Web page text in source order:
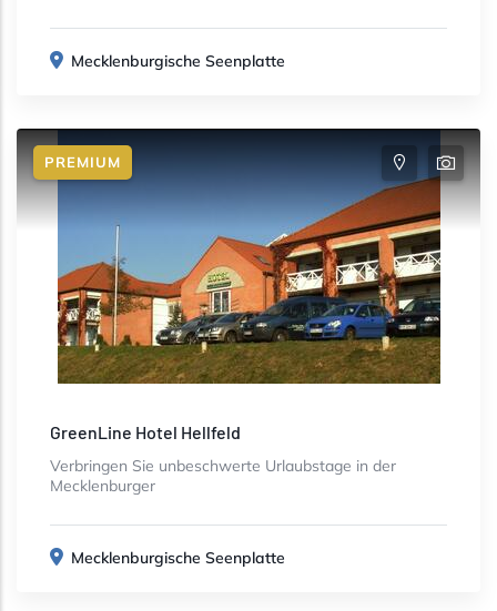
Mecklenburgische Seenplatte
PREMIUM
GreenLine Hotel Hellfeld
Verbringen Sie unbeschwerte Urlaubstage in der
Mecklenburger
Mecklenburgische Seenplatte